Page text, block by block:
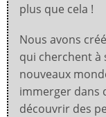
plus que cela !
Nous avons
qui cherchent
nouveaux
immerger dans
découvrir des